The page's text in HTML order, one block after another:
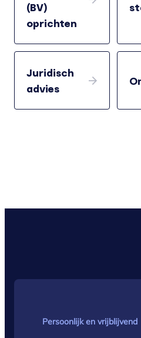
(BV)
oprichten
Juridisch
advies
Persoonlijk en vrijblijvend